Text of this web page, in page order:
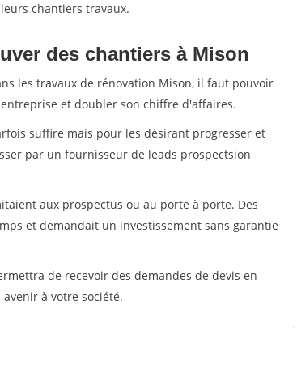
chantiers travaux.
des chantiers à Mison
les travaux de rénovation Mison, il faut pouvoir
et doubler son chiffre d'affaires.
suffire mais pour les désirant progresser et
par un fournisseur de leads prospectsion
aux prospectus ou au porte à porte. Des
et demandait un investissement sans garantie
de recevoir des demandes de devis en
à votre société.